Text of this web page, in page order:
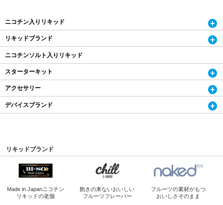
ニコチン入りリキッド
リキッドブランド
ニコチンソルト入りリキッド
スターターキット
アクセサリー
デバイスブランド
リキッドブランド
Made in Japanニコチン
リキッドの老舗
飽きの来ないおいしい
フルーツフレーバー
フルーツの素材がもつ
おいしさそのまま